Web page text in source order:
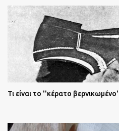
Τι είναι το ''κέρατο